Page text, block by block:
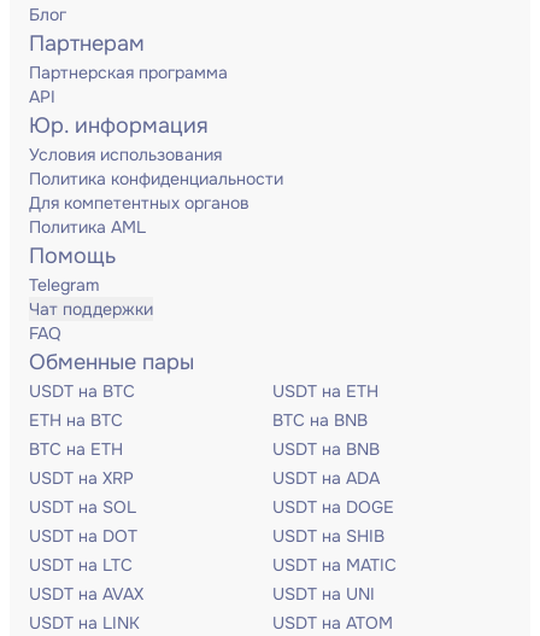
Блог
Партнерам
Партнерская программа
API
Юр. информация
Условия использования
Политика конфиденциальности
Для компетентных органов
Политика AML
Помощь
Telegram
Чат поддержки
FAQ
Обменные пары
USDT на BTC
USDT на ETH
ETH на BTC
BTC на BNB
BTC на ETH
USDT на BNB
USDT на XRP
USDT на ADA
USDT на SOL
USDT на DOGE
USDT на DOT
USDT на SHIB
USDT на LTC
USDT на MATIC
USDT на AVAX
USDT на UNI
USDT на LINK
USDT на ATOM